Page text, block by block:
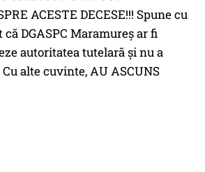
ACESTE DECESE!!! Spune cu
DGASPC Maramureș ar fi
autoritatea tutelară și nu a
alte cuvinte, AU ASCUNS